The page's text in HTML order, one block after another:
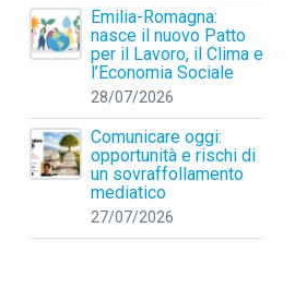
Emilia-Romagna:
nasce il nuovo Patto
per il Lavoro, il Clima e
l’Economia Sociale
28/07/2026
Comunicare oggi:
opportunità e rischi di
un sovraffollamento
mediatico
27/07/2026